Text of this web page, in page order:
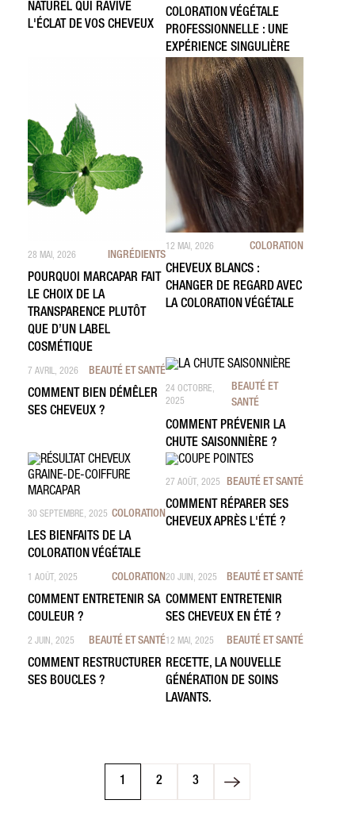
NATUREL QUI RAVIVE
L'ÉCLAT DE VOS CHEVEUX
COLORATION VÉGÉTALE
PROFESSIONNELLE : UNE
EXPÉRIENCE SINGULIÈRE
28 MAI, 2026 INGRÉDIENTS
POURQUOI MARCAPAR FAIT
LE CHOIX DE LA
TRANSPARENCE PLUTÔT
QUE D’UN LABEL
COSMÉTIQUE
12 MAI, 2026 COLORATION
CHEVEUX BLANCS :
CHANGER DE REGARD AVEC
LA COLORATION VÉGÉTALE
7 AVRIL, 2026 BEAUTÉ ET SANTÉ
COMMENT BIEN DÉMÊLER
SES CHEVEUX ?
24 OCTOBRE,
2025
BEAUTÉ ET
SANTÉ
COMMENT PRÉVENIR LA
CHUTE SAISONNIÈRE ?
30 SEPTEMBRE, 2025 COLORATION
LES BIENFAITS DE LA
COLORATION VÉGÉTALE
27 AOÛT, 2025 BEAUTÉ ET SANTÉ
COMMENT RÉPARER SES
CHEVEUX APRÈS L'ÉTÉ ?
1 AOÛT, 2025 COLORATION
COMMENT ENTRETENIR SA
COULEUR ?
20 JUIN, 2025 BEAUTÉ ET SANTÉ
COMMENT ENTRETENIR
SES CHEVEUX EN ÉTÉ ?
2 JUIN, 2025 BEAUTÉ ET SANTÉ
COMMENT RESTRUCTURER
SES BOUCLES ?
12 MAI, 2025 BEAUTÉ ET SANTÉ
RECETTE, LA NOUVELLE
GÉNÉRATION DE SOINS
LAVANTS.
1 2 3